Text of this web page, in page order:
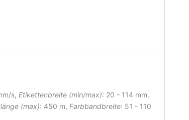
s, Etikettenbreite (min/max): 20 - 114 mm,
(max): 450 m, Farbbandbreite: 51 - 110